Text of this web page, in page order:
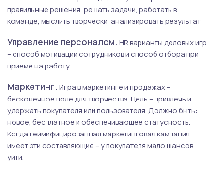
правильные решения, решать задачи, работать в
команде, мыслить творчески, анализировать результат.
Управление персоналом. HR варианты деловых игр
– способ мотивации сотрудников и способ отбора при
приеме на работу.
Маркетинг. Игра в маркетинге и продажах –
бесконечное поле для творчества. Цель – привлечь и
удержать покупателя или пользователя. Должно быть:
новое, бесплатное и обеспечивающее статусность.
Когда геймифицированная маркетинговая кампания
имеет эти составляющие – у покупателя мало шансов
уйти.